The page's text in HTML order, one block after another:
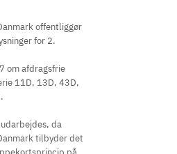
offentliggør
for 2.
om afdragsfrie
11D, 13D, 43D,
da
tilbyder det